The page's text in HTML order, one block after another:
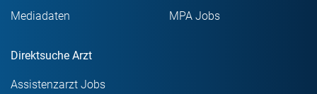
Mediadaten
MPA Jobs
Direktsuche Arzt
Assistenzarzt Jobs